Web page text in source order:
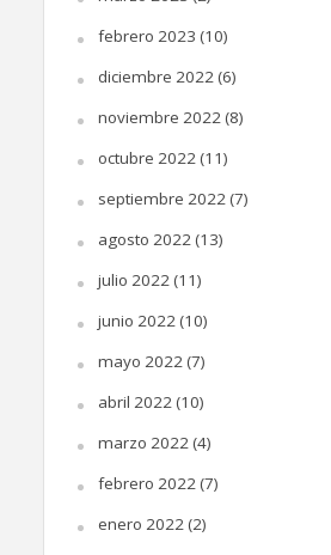
febrero 2023 (10)
diciembre 2022(6)
noviembre 2022(8)
octubre 2022(11)
septiembre 2022(7)
agosto 2022(13)
julio 2022(11)
junio 2022(10)
mayo 2022(7)
abril 2022(10)
marzo 2022(4)
febrero 2022(7)
enero 2022(2)